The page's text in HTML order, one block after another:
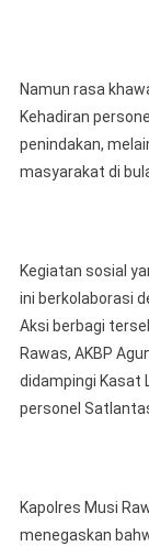
Namun rasa
Kehadiran
penindakan,
masyarakat di
Kegiatan sosial
ini berkolaborasi
Aksi berbagi
Rawas, AKBP
didampingi Kasat
personel
Kapolres Musi
menegaskan